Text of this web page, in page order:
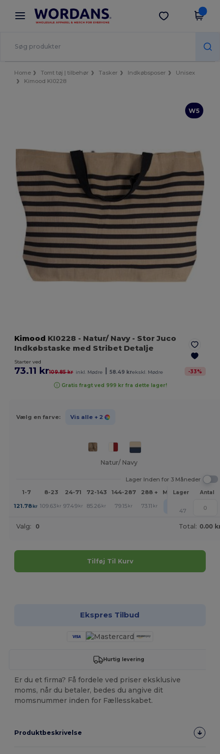
× Wordans-app
Bedre priser i appen!
Hent app
Home Tomt tøj | tilbehør Tasker Indkøbsposer
Unisex
Kimood KI0228
W5
Kimood KI0228 - Natur/ Navy- Stor Juco
Indkøbstaske med Stribet Detalje
Starter ved
73.11 kr109.85 kr inkl. Mødre 58.49 krekskl. Mødre -33%
Gratis fragt ved 999 kr fra dette lager!
Vælg en farve: Vis alle + 2
Natur/ Navy
Lager Inden for 3 Måneder
1-7
8-23 24-71 72-143 144-287 288 + MereLager Antal
121.78kr 109.63 kr 97.49 kr 85.26 kr 79.15 kr 73.11 kr
47
Valg: 0 Total: 0.00
Tilføj Til Kurv
Ekspres Tilbud
Hurtig levering
Er du et firma? Få fordele ved priser eksklusive
moms, når du betaler, bedes du angive dit
momsnummer inden for Fællesskabet.
Produktbeskrivelse